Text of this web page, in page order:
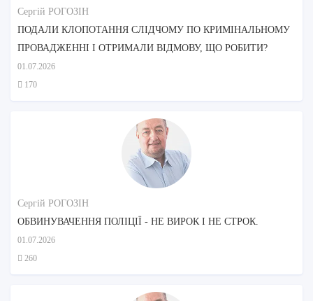
Сергій РОГОЗІН
ПОДАЛИ КЛОПОТАННЯ СЛІДЧОМУ ПО КРИМІНАЛЬНОМУ
ПРОВАДЖЕННІ І ОТРИМАЛИ ВІДМОВУ, ЩО РОБИТИ?
01.07.2026
170
Сергій РОГОЗІН
ОБВИНУВАЧЕННЯ ПОЛІЦІЇ - НЕ ВИРОК І НЕ СТРОК.
01.07.2026
260